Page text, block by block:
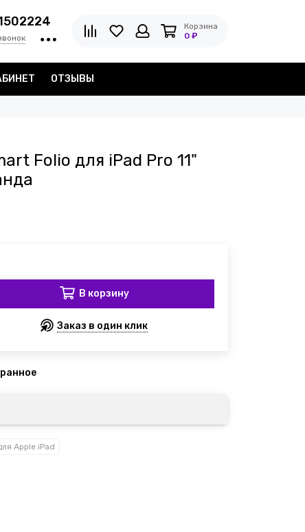
Корзина
0 ₽
ОТЗЫВЫ
Folio для iPad Pro 11"
В корзину
Заказ в один клик
Apple iPad